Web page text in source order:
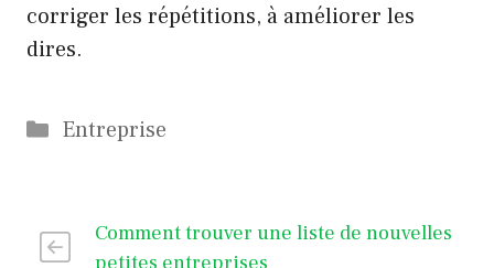
corriger les répétitions, à améliorer les
dires.
Catégories
Entreprise
Comment trouver une liste de nouvelles